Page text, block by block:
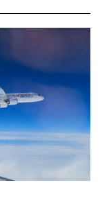
Raumschiff die
das Deutsche
im Auftrag